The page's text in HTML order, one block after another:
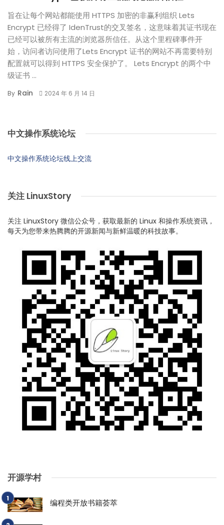
旨在让每个网站都能使用 HTTPS 加密的非赢利组织 Lets
Encrypt 已经得了 IdenTrust的交叉签名，这意味着其证书现在
已经可以被所有主流的浏览器所信任。从这个里程碑事件开
始，访问者访问使用了Lets Encrypt 证书的网站不再需要特别
配置就可以得到 HTTPS 安全保护了。 Lets Encrypt 的两个中
级证书 ...
By Rain 2024 年 6 月 14 日
中文操作系统论坛
中文操作系统论坛线上交流
关注 LinuxStory
关注 LinuxStory 微信公众号，获取最新的 Linux 和操作系统资讯，
每天为您带来热腾腾的开源新闻与新鲜温暖的科技故事。
开源学村
编程类开放书籍荟萃